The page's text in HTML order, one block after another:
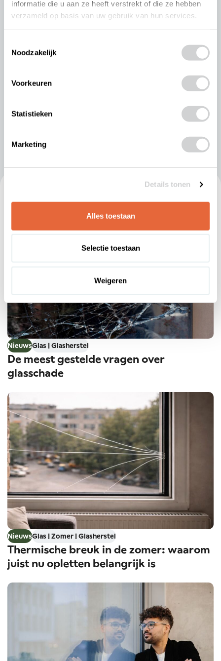
informatie die u aan ze heeft verstrekt of die ze hebben
verzameld op basis van uw gebruik van hun services.
Noodzakelijk
Voorkeuren
Statistieken
Marketing
Details tonen
Alles toestaan
Selectie toestaan
Weigeren
Gerelateerd nieuws
NieuwsGlas | Glasherstel
De meest gestelde vragen over
glasschade
NieuwsGlas | Zomer | Glasherstel
Thermische breuk in de zomer: waarom
juist nu opletten belangrijk is